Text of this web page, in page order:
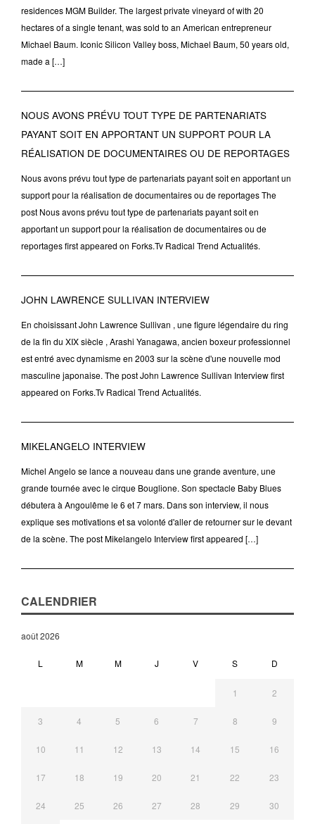
residences MGM Builder. The largest private vineyard of with 20
hectares of a single tenant, was sold to an American entrepreneur
Michael Baum. Iconic Silicon Valley boss, Michael Baum, 50 years old,
made a […]
NOUS AVONS PRÉVU TOUT TYPE DE PARTENARIATS
PAYANT SOIT EN APPORTANT UN SUPPORT POUR LA
RÉALISATION DE DOCUMENTAIRES OU DE REPORTAGES
Nous avons prévu tout type de partenariats payant soit en apportant un
support pour la réalisation de documentaires ou de reportages The
post Nous avons prévu tout type de partenariats payant soit en
apportant un support pour la réalisation de documentaires ou de
reportages first appeared on Forks.Tv Radical Trend Actualités.
JOHN LAWRENCE SULLIVAN INTERVIEW
En choisissant John Lawrence Sullivan , une figure légendaire du ring
de la fin du XIX siècle , Arashi Yanagawa, ancien boxeur professionnel
est entré avec dynamisme en 2003 sur la scène d'une nouvelle mod
masculine japonaise. The post John Lawrence Sullivan Interview first
appeared on Forks.Tv Radical Trend Actualités.
MIKELANGELO INTERVIEW
Michel Angelo se lance a nouveau dans une grande aventure, une
grande tournée avec le cirque Bouglione. Son spectacle Baby Blues
débutera à Angoulême le 6 et 7 mars. Dans son interview, il nous
explique ses motivations et sa volonté d'aller de retourner sur le devant
de la scène. The post Mikelangelo Interview first appeared […]
CALENDRIER
août 2026
L M M J V S D
1 2
3 4 5 6 7 8 9
10 11 12 13 14 15 16
17 18 19 20 21 22 23
24 25 26 27 28 29 30